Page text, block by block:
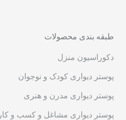
طبقه بندی محصولات
دکوراسیون منزل
پوستر دیواری کودک و نوجوان
پوستر دیواری مدرن و هنری
پوستر دیواری مشاغل و کسب و کار